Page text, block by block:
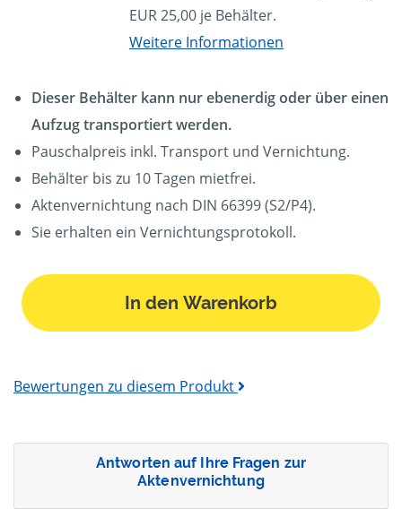
EUR 25,00 je Behälter.
Weitere Informationen
Dieser Behälter kann nur ebenerdig oder über einen
Aufzug transportiert werden.
Pauschalpreis inkl. Transport und Vernichtung.
Behälter bis zu 10 Tagen mietfrei.
Aktenvernichtung nach DIN 66399 (S2/P4).
Sie erhalten ein Vernichtungsprotokoll.
In den Warenkorb
Bewertungen zu diesem Produkt
Antworten auf Ihre Fragen zur
Aktenvernichtung